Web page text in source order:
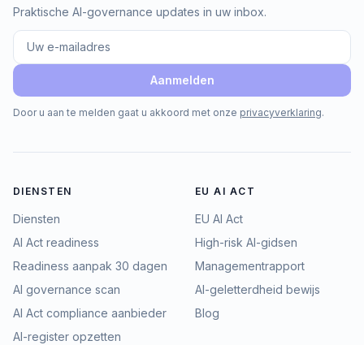
Nieuwsbrief
Praktische AI-governance updates in uw inbox.
Aanmelden
Door u aan te melden gaat u akkoord met onze privacyverklaring.
DIENSTEN
Diensten
AI Act readiness
Readiness aanpak 30 dagen
AI governance scan
AI Act compliance aanbieder
AI-register opzetten
EU AI ACT
EU AI Act
High-risk AI-gidsen
Managementrapport
AI-geletterdheid bewijs
Blog